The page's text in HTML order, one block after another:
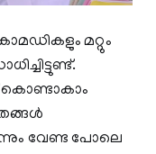
മറ്റും
കൊണ്ടാകാം
വേണ്ട പോലെ